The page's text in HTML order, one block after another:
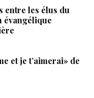
entre les élus du
évangélique
et je t’aimerai» de